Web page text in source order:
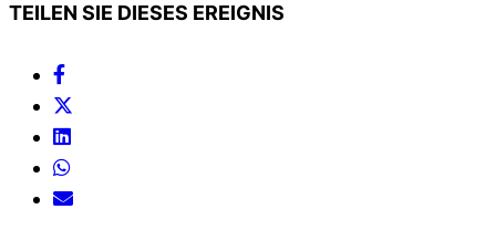
TEILEN SIE DIESES EREIGNIS